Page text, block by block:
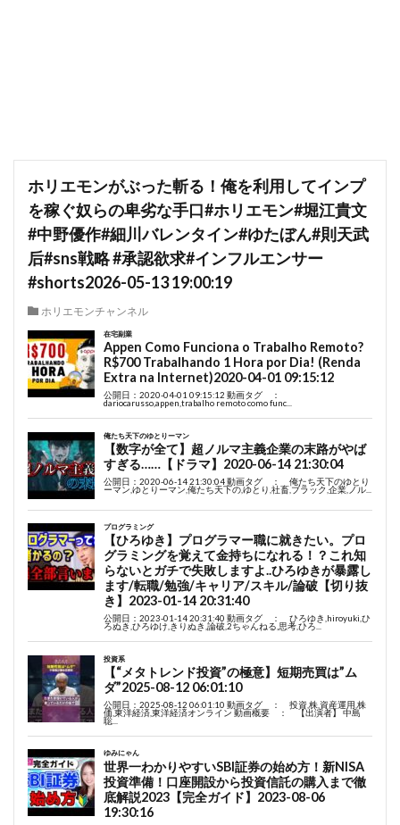
ホリエモンがぶった斬る！俺を利用してインプ
を稼ぐ奴らの卑劣な手口#ホリエモン#堀江貴文
#中野優作#細川バレンタイン#ゆたぼん#則天武
后#sns戦略 #承認欲求#インフルエンサー
#shorts2026-05-13 19:00:19
ホリエモンチャンネル